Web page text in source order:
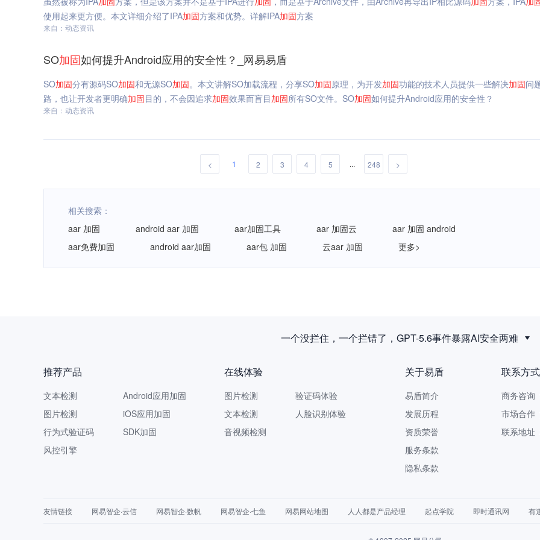
使用起来更方便。本文详细介绍了IPA加固方案和优势。详解IPA加固方案
来自：动态资讯
SO加固如何提升Android应用的安全性？_网易易盾
SO加固分有源码SO加固和无源SO加固。本文讲解SO加载流程，分享SO加固原理，为开发加固功能的技术人员提供一些解决加固问
路，也让开发者更明确加固目的，不会因追求加固效果而盲目 加固所有SO文件。SO加固如何提升Android应用的安全性？
来自：动态资讯
< 1 2 3 4 5 ... 248 >
相关搜索：
aar 加固
android aar 加固 aar加固工具 aar 加固云
aar 加固 android
aar免费加固
android aar加固 aar包 加固 云aar 加固 更多>
一个没拦住，一个拦错了，GPT-5.6事件暴露AI安全两难
推荐产品
文本检测
图片检测
行为式验证码
风控引擎
Android应用加固
iOS应用加固
SDK加固
在线体验
图片检测
文本检测
音视频检测
验证码体验
人脸识别体验
关于易盾
易盾简介
发展历程
资质荣誉
服务条款
隐私条款
联系方式
商务咨询
市场合作
联系地址
友情链接 网易智企·云信 网易智企·数帆 网易智企·七鱼 网易网站地图 人人都是产品经理 起点学院 即时通讯网 有